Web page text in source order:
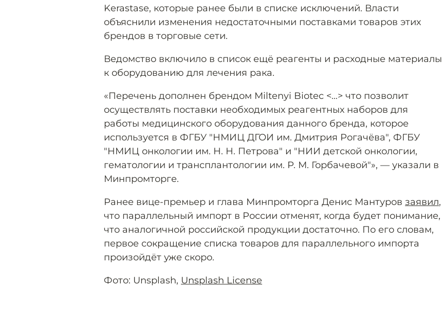
Kerastase, которые ранее были в списке исключений. Власти
объяснили изменения недостаточными поставками товаров этих
брендов в торговые сети.
Ведомство включило в список ещё реагенты и расходные материалы
к оборудованию для лечения рака.
«Перечень дополнен брендом Miltenyi Biotec <…> что позволит
осуществлять поставки необходимых реагентных наборов для
работы медицинского оборудования данного бренда, которое
используется в ФГБУ "НМИЦ ДГОИ им. Дмитрия Рогачёва", ФГБУ
"НМИЦ онкологии им. Н. Н. Петрова" и "НИИ детской онкологии,
гематологии и трансплантологии им. Р. М. Горбачевой"», — указали в
Минпромторге.
Ранее вице-премьер и глава Минпромторга Денис Мантуров заявил,
что параллельный импорт в России отменят, когда будет понимание,
что аналогичной российской продукции достаточно. По его словам,
первое сокращение списка товаров для параллельного импорта
произойдёт уже скоро.
Фото: Unsplash, Unsplash License